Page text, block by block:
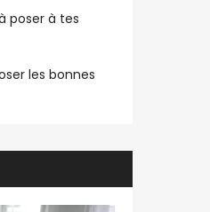
poser à tes
les bonnes